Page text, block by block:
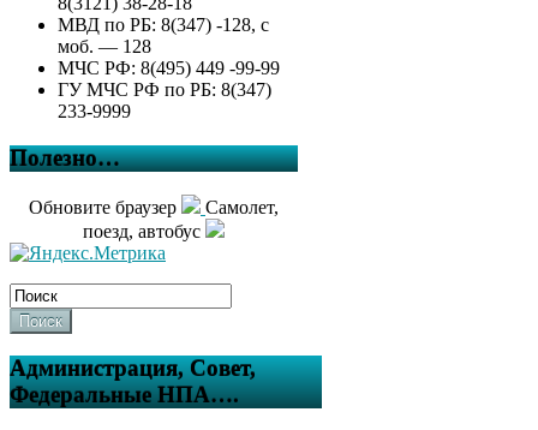
МВД по РБ: 8(347) -128, с
моб. — 128
МЧС РФ: 8(495) 449 -99-99
ГУ МЧС РФ по РБ: 8(347)
233-9999
Полезно…
Обновите браузер
Самолет,
поезд, автобус
Поиск
Администрация, Совет,
Федеральные НПА….